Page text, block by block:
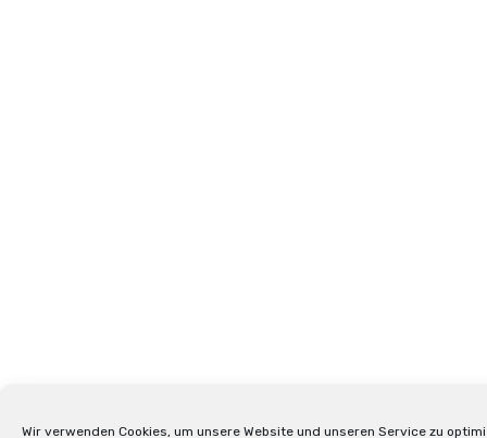
Wir verwenden Cookies, um unsere Website und unseren Service zu